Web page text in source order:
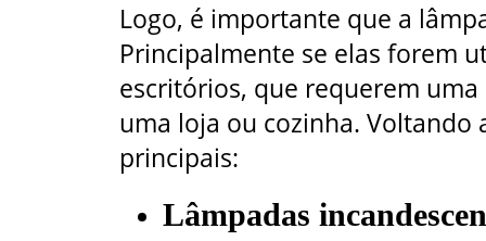
Logo, é importante que a
Principalmente se elas forem
escritórios, que requerem
uma loja ou cozinha. Voltando
principais:
Lâmpadas